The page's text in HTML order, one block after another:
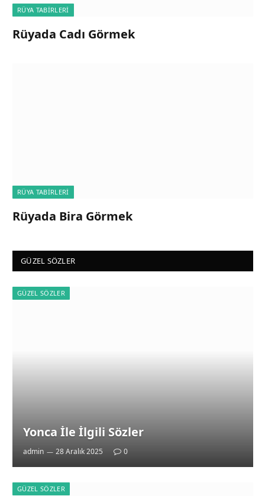
RÜYA TABIRLERI
Rüyada Cadı Görmek
RÜYA TABIRLERI
Rüyada Bira Görmek
GÜZEL SÖZLER
GÜZEL SÖZLER
Yonca İle İlgili Sözler
admin 28 Aralık 2025 0
GÜZEL SÖZLER